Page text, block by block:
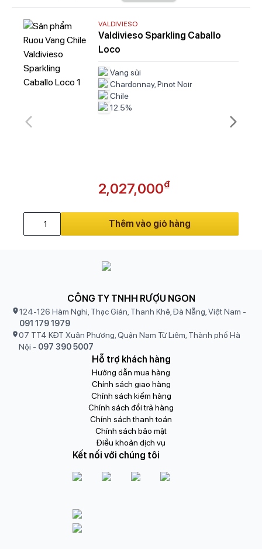
VALDIVIESO
Valdivieso Sparkling Caballo
Loco
Vang sủi
Chardonnay, Pinot Noir
Chile
12.5%
2,027,000₫
Thêm vào giỏ hàng
CÔNG TY TNHH RƯỢU NGON
124-126 Hàm Nghi, Thạc Gián, Thanh Khê, Đà Nẵng, Việt Nam -
091 179 1979
07 TT4 KĐT Xuân Phương, Quận Nam Từ Liêm, Thành phố Hà
Nội - 097 390 5007
Hỗ trợ khách hàng
Hướng dẫn mua hàng
Chính sách giao hàng
Chính sách kiểm hàng
Chính sách đổi trả hàng
Chính sách thanh toán
Chính sách bảo mật
Điều khoản dịch vụ
Kết nối với chúng tôi